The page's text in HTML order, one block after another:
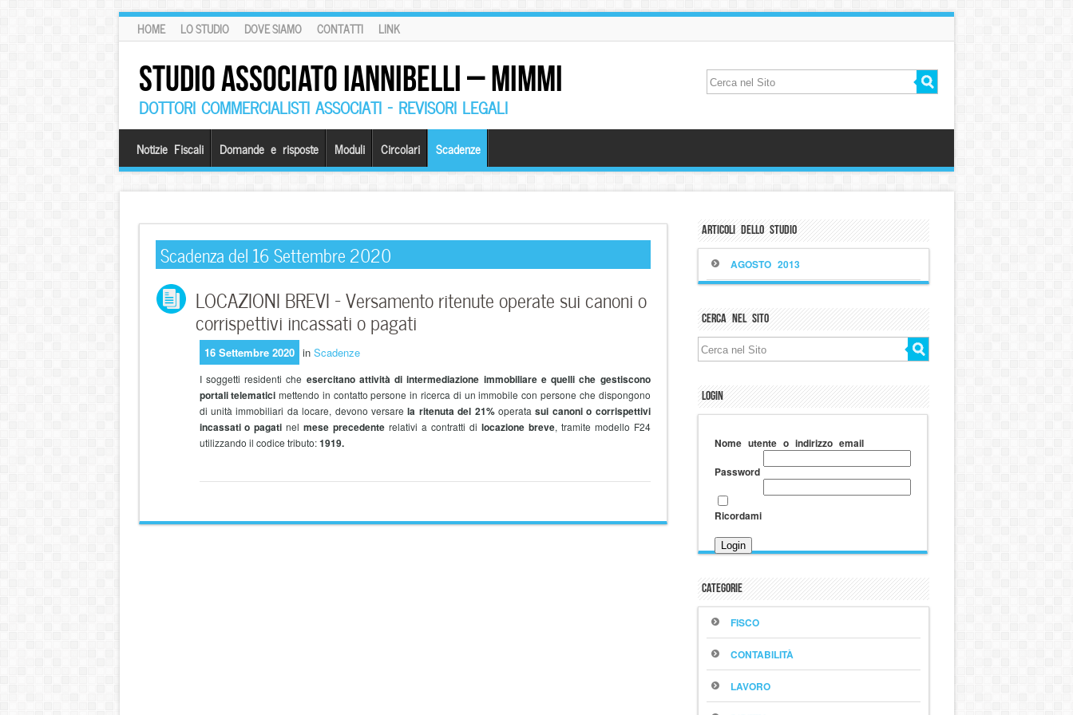
HOME LO STUDIO DOVE SIAMO CONTATTI LINK
STUDIO ASSOCIATO IANNIBELLI – MIMMI
DOTTORI COMMERCIALISTI ASSOCIATI – REVISORI LEGALI
Notizie Fiscali Domande e risposte Moduli Circolari Scadenze
Scadenza del 16 Settembre 2020
LOCAZIONI BREVI – Versamento ritenute operate sui canoni o
corrispettivi incassati o pagati
16 Settembre 2020 in Scadenze
I soggetti residenti che esercitano attività di intermediazione immobiliare e quelli che gestiscono
portali telematici mettendo in contatto persone in ricerca di un immobile con persone che dispongono
di unità immobiliari da locare, devono versarela ritenuta del 21%operatasui canoni o corrispettivi
incassati o pagati nelmese precedenterelativi a contratti di locazione breve, tramite modello F24
utilizzando il codice tributo:1919.
Articoli dello Studio
AGOSTO 2013
Cerca nel sito
Login
Nome utente o indirizzo email
Password
Ricordami
Categorie
FISCO
CONTABILITÀ
LAVORO